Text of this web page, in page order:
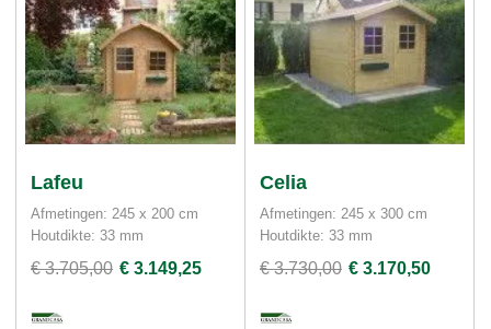
Lafeu
Afmetingen: 245 x 200 cm
Houtdikte: 33 mm
€ 3.705,00 € 3.149,25
Celia
Afmetingen: 245 x 300 cm
Houtdikte: 33 mm
€ 3.730,00 € 3.170,50